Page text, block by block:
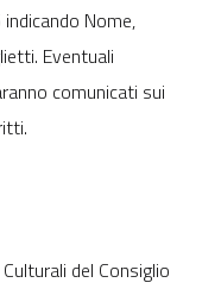
Nome,
Eventuali
comunicati sui
del Consiglio